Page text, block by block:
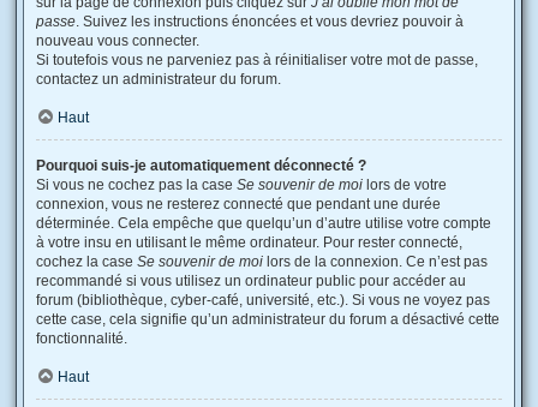
passe. Suivez les instructions énoncées et vous devriez pouvoir à
nouveau vous connecter.
Si toutefois vous ne parveniez pas à réinitialiser votre mot de passe,
contactez un administrateur du forum.
Haut
Pourquoi suis-je automatiquement déconnecté ?
Si vous ne cochez pas la case Se souvenir de moi lors de votre
connexion, vous ne resterez connecté que pendant une durée
déterminée. Cela empêche que quelqu’un d’autre utilise votre compte
à votre insu en utilisant le même ordinateur. Pour rester connecté,
cochez la case Se souvenir de moi lors de la connexion. Ce n’est pas
recommandé si vous utilisez un ordinateur public pour accéder au
forum (bibliothèque, cyber-café, université, etc.). Si vous ne voyez pas
cette case, cela signifie qu’un administrateur du forum a désactivé cette
fonctionnalité.
Haut